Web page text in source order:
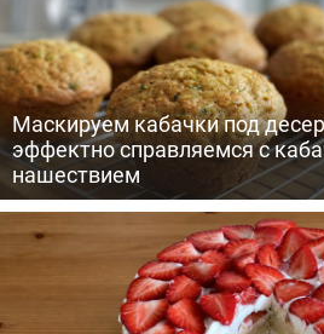
Маскируем кабачки под
эффектно справляемся с
нашествием